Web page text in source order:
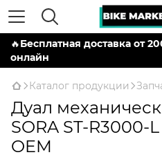
🔥Бесплатная доставка от
онлайн
Каталог продукции
Дуал
SORA ST-
OEM